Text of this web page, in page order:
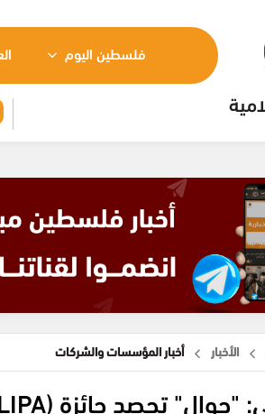
فلسطين اليوم
الأخبار أخبار المؤسسات والشركات